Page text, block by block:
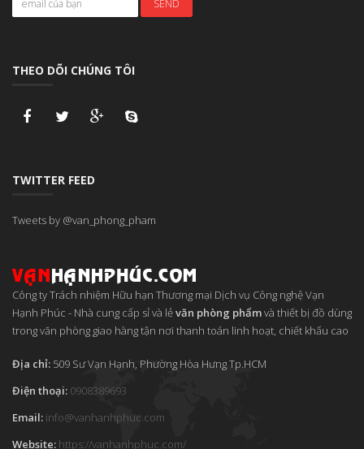
THEO DÕI CHÚNG TÔI
TWITTER FEED
Tweets by @van_phong_pham
Công ty Trách nhiệm Hữu hạn Thương mại Dịch vụ Công nghệ Vạn
Hạnh Phúc - Nhà cung cấp sỉ và lẻvăn phòng phẩmvà thiết bị đồ dùng
trong văn phòng giao hàng tận nơi thanh toán linh hoạt, chiết khấu cao
Địa chỉ: 509 Sư Vạn Hạnh, Phường Hòa HưngTp.HCM
Điện thoại: 0908389693
Email: info@vanhanhphuc.com
Website: https://vanhanhphuc.com/